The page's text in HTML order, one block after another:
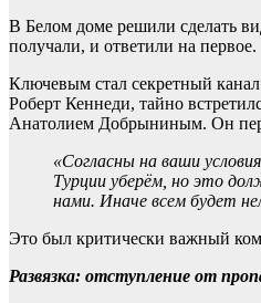
В Белом доме решили сделать
получали, и ответили на первое.
Ключевым стал секретный
Роберт Кеннеди, тайно
Анатолием Добрыниным. Он
«Согласны на ваши
Турции уберём, но это
нами. Иначе всем будет
Это был критически важный
Развязка: отступление от